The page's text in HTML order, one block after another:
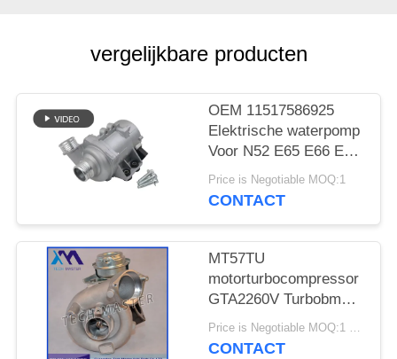
AANVRAGEN
SITEMAP
PRIVACY
BELEID
vergelijkbare producten
OEM 11517586925
Elektrische waterpomp
Voor N52 E65 E66 E60
E61 E90 E91 Auto
koelwaterpomp
Price is Negotiable MOQ:1
CONTACT
MT57TU
motorturbocompressor
GTA2260V Turbobmw
E53 OE 791044E
7791046F
Price is Negotiable MOQ:1 stk
CONTACT